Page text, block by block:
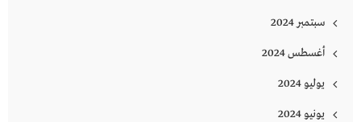
سبتمبر 2024
أغسطس 2024
يوليو 2024
يونيو 2024